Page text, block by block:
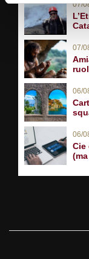
07/
07/
06/
06/
Cie